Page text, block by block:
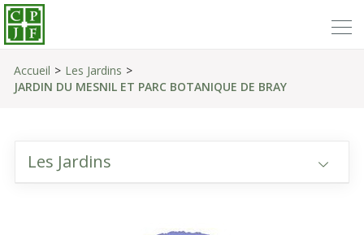
Accueil
Les Jardins
JARDIN DU MESNIL ET PARC BOTANIQUE DE BRAY
Les Jardins